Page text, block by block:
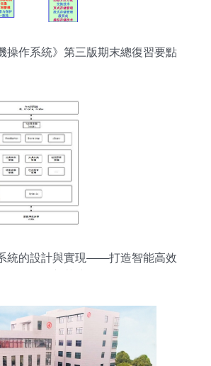
操作系統》第三版期末總復習要點
統的設計與實現——打造智能高效